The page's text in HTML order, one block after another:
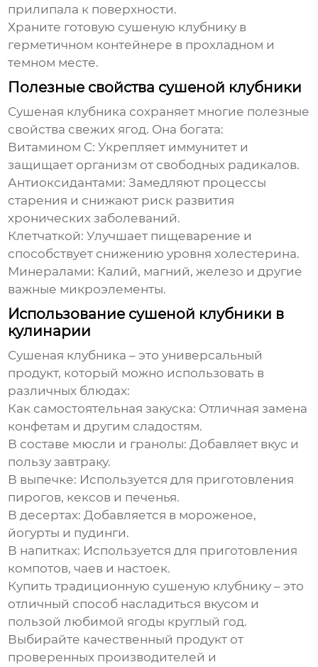
прилипала к поверхности.
Храните готовую сушеную клубнику в
герметичном контейнере в прохладном и
темном месте.
Полезные свойства сушеной клубники
Сушеная клубника сохраняет многие полезные
свойства свежих ягод. Она богата:
Витамином C: Укрепляет иммунитет и
защищает организм от свободных радикалов.
Антиоксидантами: Замедляют процессы
старения и снижают риск развития
хронических заболеваний.
Клетчаткой: Улучшает пищеварение и
способствует снижению уровня холестерина.
Минералами: Калий, магний, железо и другие
важные микроэлементы.
Использование сушеной клубники в
кулинарии
Сушеная клубника – это универсальный
продукт, который можно использовать в
различных блюдах:
Как самостоятельная закуска: Отличная замена
конфетам и другим сладостям.
В составе мюсли и гранолы: Добавляет вкус и
пользу завтраку.
В выпечке: Используется для приготовления
пирогов, кексов и печенья.
В десертах: Добавляется в мороженое,
йогурты и пудинги.
В напитках: Используется для приготовления
компотов, чаев и настоек.
Купить традиционную сушеную клубнику – это
отличный способ насладиться вкусом и
пользой любимой ягоды круглый год.
Выбирайте качественный продукт от
проверенных производителей и